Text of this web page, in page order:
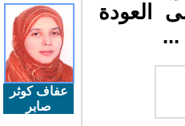
العودة
عفاف كوثر
صابر